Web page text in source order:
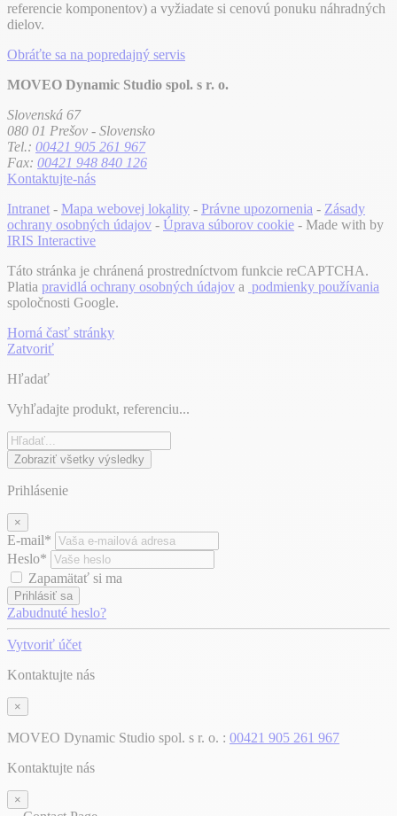
referencie komponentov) a vyžiadate si cenovú ponuku náhradných
dielov.
Obráťte sa na popredajný servis
MOVEO Dynamic Studio spol. s r. o.
Slovenská 67
080 01 Prešov - Slovensko
Tel.: 00421 905 261 967
Fax: 00421 948 840 126
Kontaktujte-nás
Intranet - Mapa webovej lokality - Právne upozornenia - Zásady
ochrany osobných údajov - Úprava súborov cookie - Made with by
IRIS Interactive
Táto stránka je chránená prostredníctvom funkcie reCAPTCHA.
Platia pravidlá ochrany osobných údajov a podmienky používania
spoločnosti Google.
Horná časť stránky
Zatvoriť
Hľadať
Vyhľadajte produkt, referenciu...
Zobraziť všetky výsledky
Prihlásenie
×
E-mail*
Heslo*
Zapamätať si ma
Prihlásiť sa
Zabudnuté heslo?
Vytvoriť účet
Kontaktujte nás
×
MOVEO Dynamic Studio spol. s r. o. : 00421 905 261 967
Kontaktujte nás
×